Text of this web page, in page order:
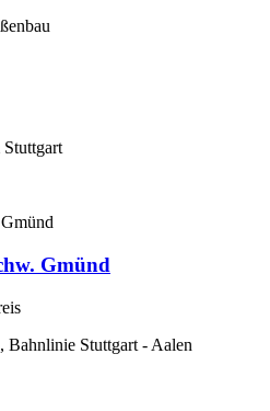
Gmünd
Bahnlinie Stuttgart - Aalen